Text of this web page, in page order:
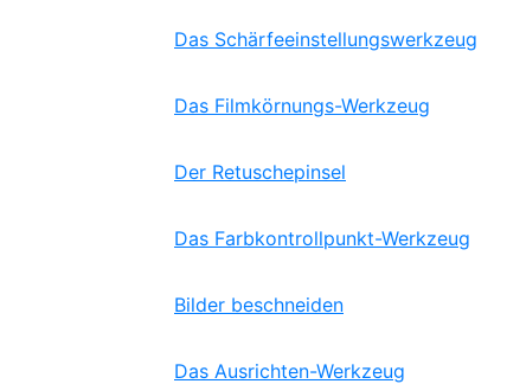
Das Schärfeeinstellungswerkzeug
Das Filmkörnungs-Werkzeug
Der Retuschepinsel
Das Farbkontrollpunkt-Werkzeug
Bilder beschneiden
Das Ausrichten-Werkzeug